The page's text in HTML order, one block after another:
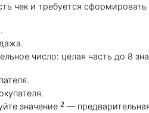
чек и требуется
.
число: целая часть до 8
значение 2 —